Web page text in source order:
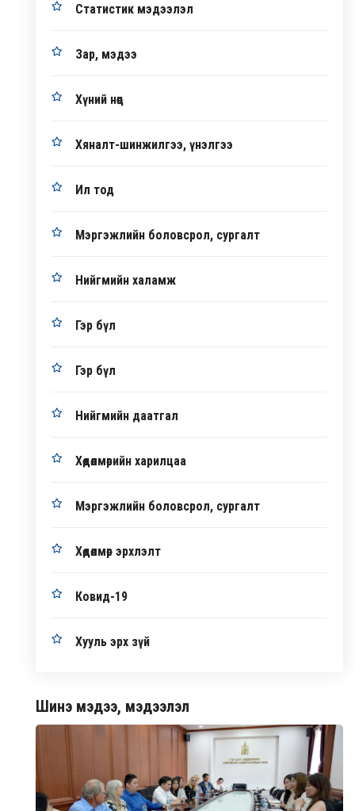
Статистик мэдээлэл
Зар, мэдээ
Хүний нөөц
Хяналт-шинжилгээ, үнэлгээ
Ил тод
Мэргэжлийн боловсрол, сургалт
Нийгмийн халамж
Гэр бүл
Гэр бүл
Нийгмийн даатгал
Хөдөлмөрийн харилцаа
Мэргэжлийн боловсрол, сургалт
Хөдөлмөр эрхлэлт
Ковид-19
Хууль эрх зүй
Шинэ мэдээ, мэдээлэл